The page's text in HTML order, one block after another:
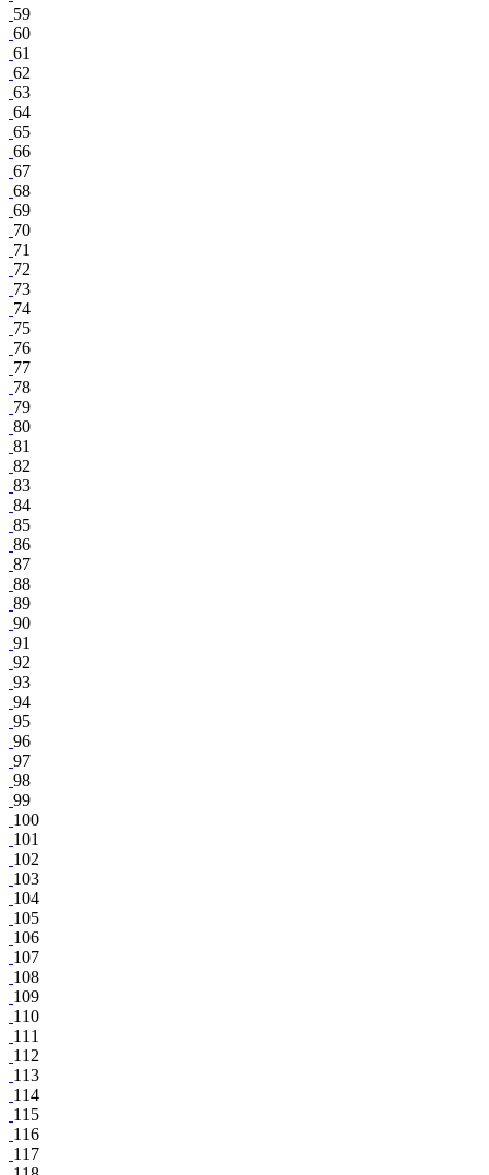
59
60
61
62
63
64
65
66
67
68
69
70
71
72
73
74
75
76
77
78
79
80
81
82
83
84
85
86
87
88
89
90
91
92
93
94
95
96
97
98
99
100
101
102
103
104
105
106
107
108
109
110
111
112
113
114
115
116
117